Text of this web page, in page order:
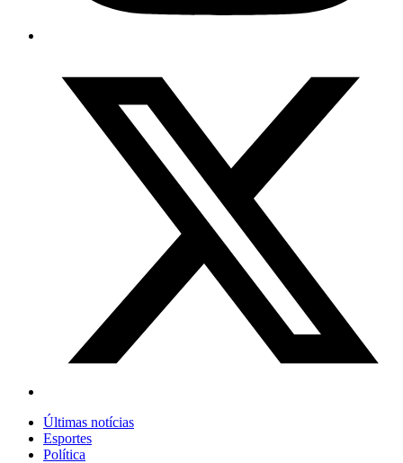
Últimas notícias
Esportes
Política